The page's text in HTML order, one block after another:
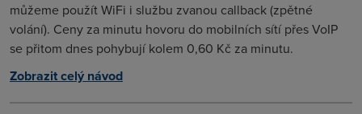
můžeme použít WiFi i službu zvanou callback (zpětné
volání). Ceny za minutu hovoru do mobilních sítí přes VoIP
se přitom dnes pohybují kolem 0,60 Kč za minutu.
Zobrazit celý návod